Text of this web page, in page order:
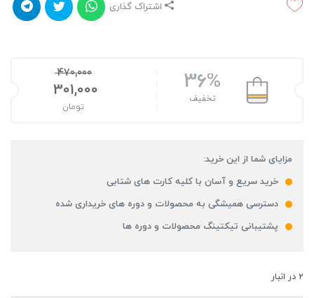
اشتراک گذاری
36%
تخفیف
470,000
301,000
تومان
مزایای شما از این خرید:
خرید سریع و آسان با کلیه کارت های شتابی
دسترسی همیشگی به محصولات و دوره های خریداری شده
پشتیبانی تیکتینگ محصولات و دوره ها
2 در انبار